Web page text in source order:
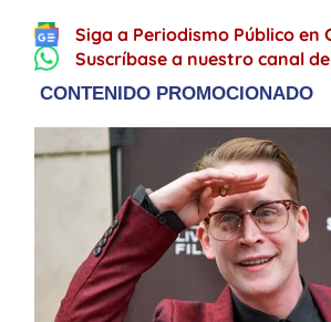
Siga a Periodismo Público en
Suscríbase a nuestro canal